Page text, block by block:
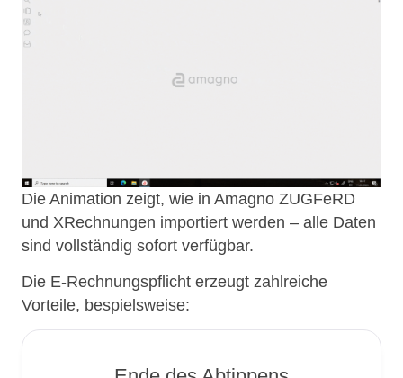
Die Animation zeigt, wie in Amagno ZUGFeRD
und XRechnungen importiert werden – alle Daten
sind vollständig sofort verfügbar.
Die E-Rechnungspflicht erzeugt zahlreiche
Vorteile, bespielsweise: